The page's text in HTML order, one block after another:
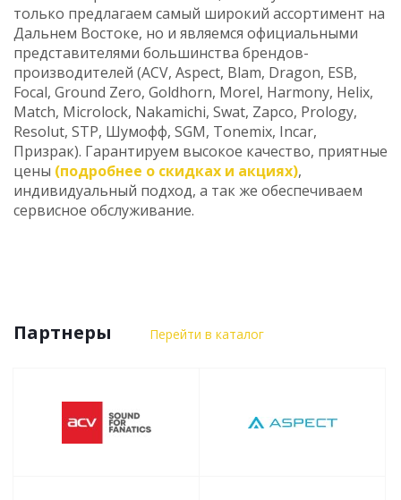
только предлагаем самый широкий ассортимент на
Дальнем Востоке, но и являемся официальными
представителями большинства брендов-
производителей (ACV, Aspect, Blam, Dragon, ESB,
Focal, Ground Zero, Goldhorn, Morel, Harmony, Helix,
Match, Microlock, Nakamichi, Swat, Zapco, Prology,
Resolut, STP, Шумофф, SGM, Tonemix, Incar,
Призрак). Гарантируем высокое качество, приятные
цены (подробнее о скидках и акциях),
индивидуальный подход, а так же обеспечиваем
сервисное обслуживание.
Партнеры Перейти в каталог